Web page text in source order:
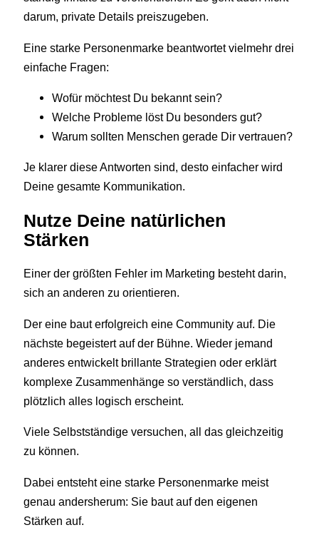
darum, private Details preiszugeben.
Eine starke Personenmarke beantwortet vielmehr drei
einfache Fragen:
Wofür möchtest Du bekannt sein?
Welche Probleme löst Du besonders gut?
Warum sollten Menschen gerade Dir vertrauen?
Je klarer diese Antworten sind, desto einfacher wird
Deine gesamte Kommunikation.
Nutze Deine natürlichen
Stärken
Einer der größten Fehler im Marketing besteht darin,
sich an anderen zu orientieren.
Der eine baut erfolgreich eine Community auf. Die
nächste begeistert auf der Bühne. Wieder jemand
anderes entwickelt brillante Strategien oder erklärt
komplexe Zusammenhänge so verständlich, dass
plötzlich alles logisch erscheint.
Viele Selbstständige versuchen, all das gleichzeitig
zu können.
Dabei entsteht eine starke Personenmarke meist
genau andersherum: Sie baut auf den eigenen
Stärken auf.